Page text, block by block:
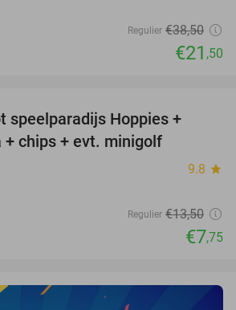
Regulier €38,50
€21 ,50
speelparadijs Hoppies +
chips + evt. minigolf
9.8 star
Regulier €13,50
€7,75